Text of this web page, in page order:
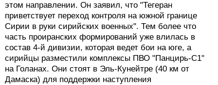
этом направлении. Он заявил, что "Тегеран
приветствует переход контроля на южной границе
Сирии в руки сирийских военных". Тем более что
часть проиранских формирований уже влилась в
состав 4-й дивизии, которая ведет бои на юге, а
сирийцы разместили комплексы ПВО "Панцирь-С1"
на Голанах. Они стоят в Эль-Кунейтре (40 км от
Дамаска) для поддержки наступления